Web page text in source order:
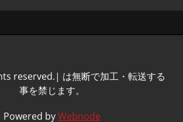
reserved.| は無断で加工・転送する
事を禁じます。
Powered byWebnode